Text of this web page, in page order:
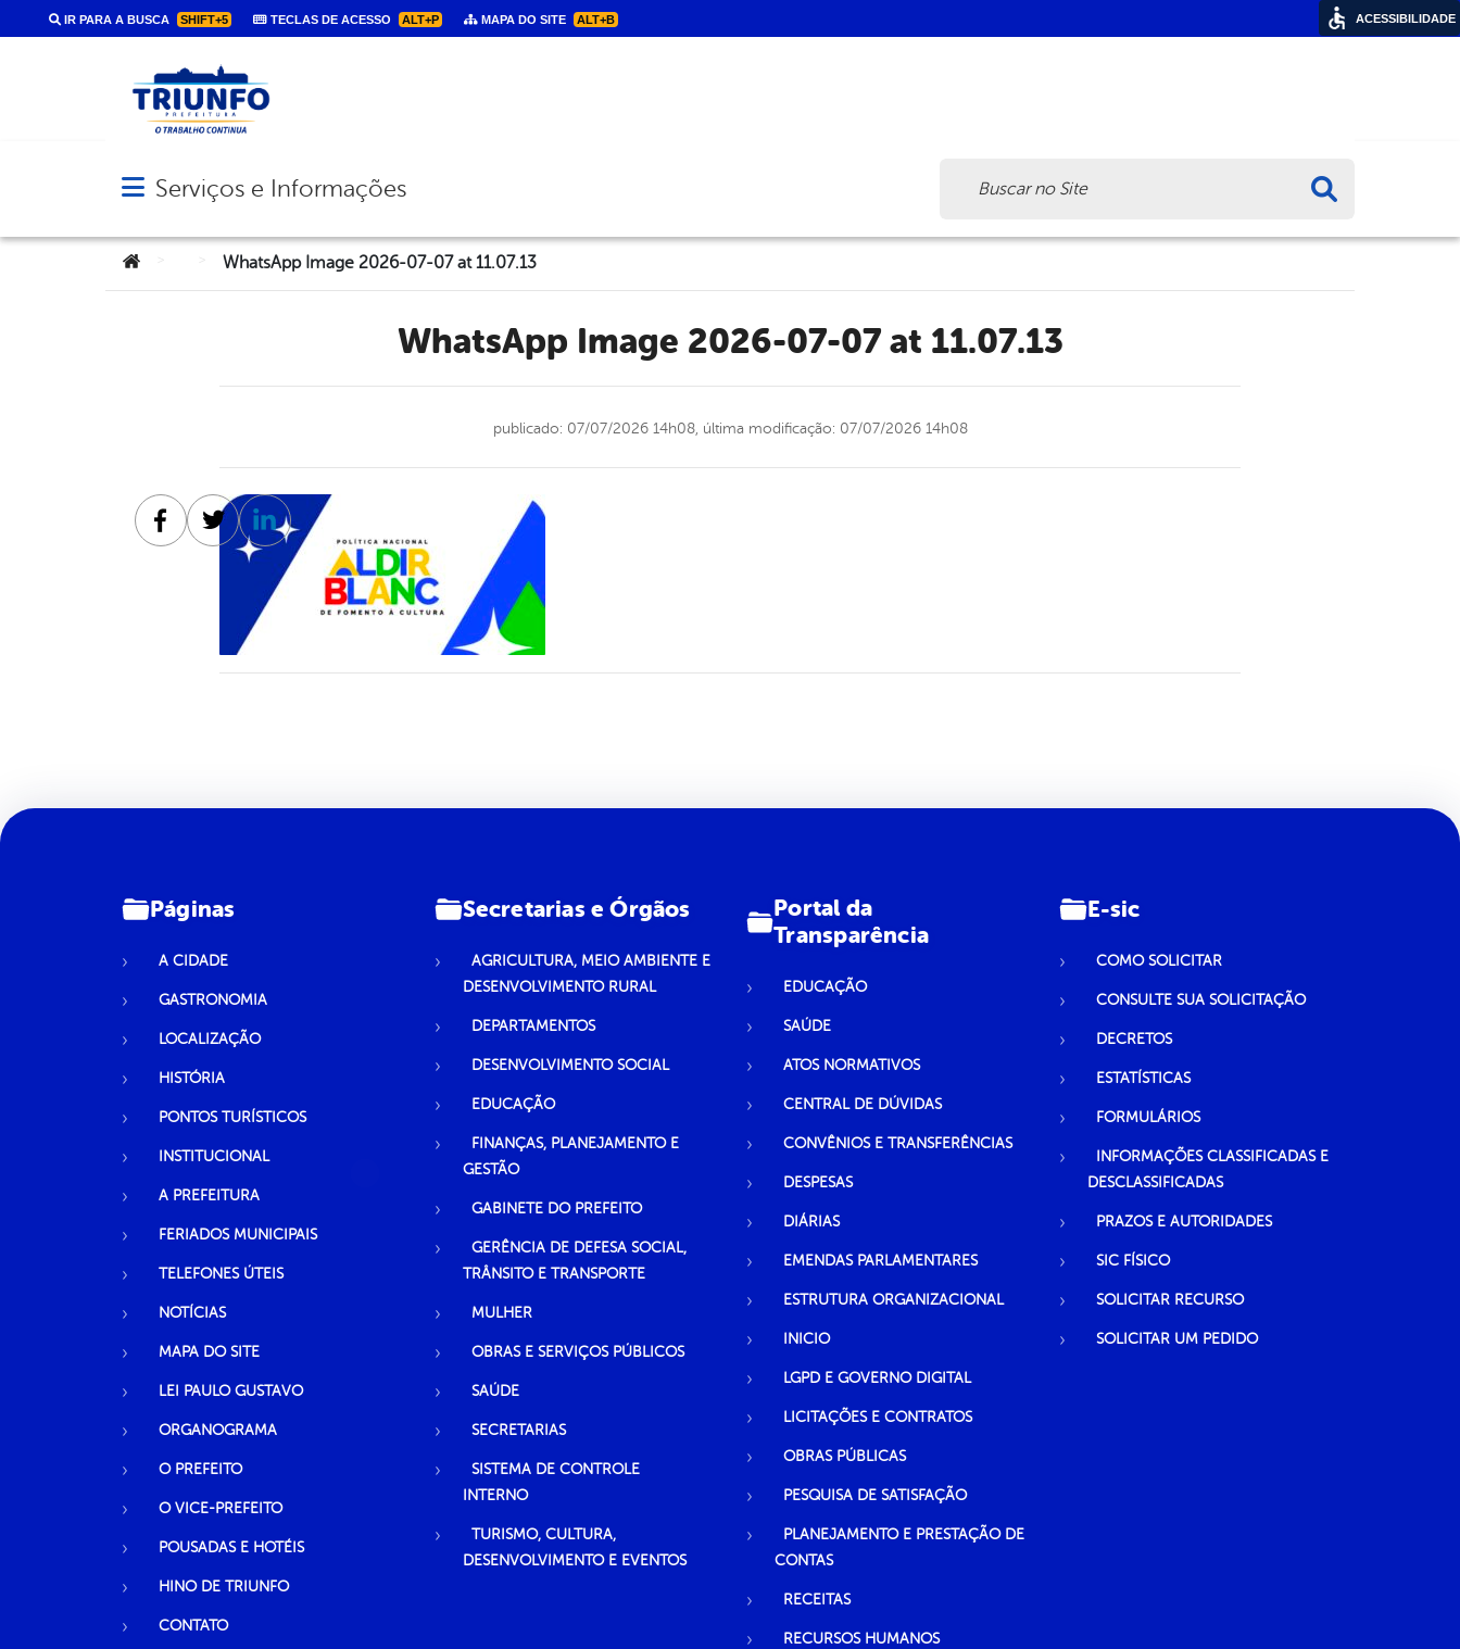
IR PARA A BUSCA SHIFT+5 TECLAS DE ACESSO ALT+P MAPA DO SITE ALT+B
Abrir menu principal de navegação
Serviços e Informações
Você está aqui:WhatsApp Image 2026-07-07 at 11.07.13
WhatsApp Image 2026-07-07 at 11.07.13
publicado: 07/07/2026 14h08, última modificação: 07/07/2026 14h08
Facebook
TwitterLinkedin
Páginas
A CIDADE
GASTRONOMIA
LOCALIZAÇÃO
HISTÓRIA
PONTOS TURÍSTICOS
INSTITUCIONAL
A PREFEITURA
FERIADOS MUNICIPAIS
TELEFONES ÚTEIS
NOTÍCIAS
MAPA DO SITE
LEI PAULO GUSTAVO
ORGANOGRAMA
O PREFEITO
O VICE-PREFEITO
POUSADAS E HOTÉIS
HINO DE TRIUNFO
CONTATO
Secretarias e Órgãos
AGRICULTURA, MEIO AMBIENTE E
DESENVOLVIMENTO RURAL
DEPARTAMENTOS
DESENVOLVIMENTO SOCIAL
EDUCAÇÃO
FINANÇAS, PLANEJAMENTO E
GESTÃO
GABINETE DO PREFEITO
GERÊNCIA DE DEFESA SOCIAL,
TRÂNSITO E TRANSPORTE
MULHER
OBRAS E SERVIÇOS PÚBLICOS
SAÚDE
SECRETARIAS
SISTEMA DE CONTROLE
INTERNO
TURISMO, CULTURA,
DESENVOLVIMENTO E EVENTOS
Portal da
Transparência
EDUCAÇÃO
SAÚDE
ATOS NORMATIVOS
CENTRAL DE DÚVIDAS
CONVÊNIOS E TRANSFERÊNCIAS
DESPESAS
DIÁRIAS
EMENDAS PARLAMENTARES
ESTRUTURA ORGANIZACIONAL
INICIO
LGPD E GOVERNO DIGITAL
LICITAÇÕES E CONTRATOS
OBRAS PÚBLICAS
PESQUISA DE SATISFAÇÃO
PLANEJAMENTO E PRESTAÇÃO DE
CONTAS
RECEITAS
RECURSOS HUMANOS
E-sic
COMO SOLICITAR
CONSULTE SUA SOLICITAÇÃO
DECRETOS
ESTATÍSTICAS
FORMULÁRIOS
INFORMAÇÕES CLASSIFICADAS E
DESCLASSIFICADAS
PRAZOS E AUTORIDADES
SIC FÍSICO
SOLICITAR RECURSO
SOLICITAR UM PEDIDO
ACESSIBILIDADE